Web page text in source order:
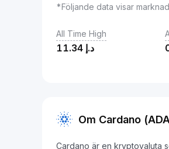
*Följande data visar
All Time High
د.إ 11.34
Om Cardano
Cardano är en kryptovaluta